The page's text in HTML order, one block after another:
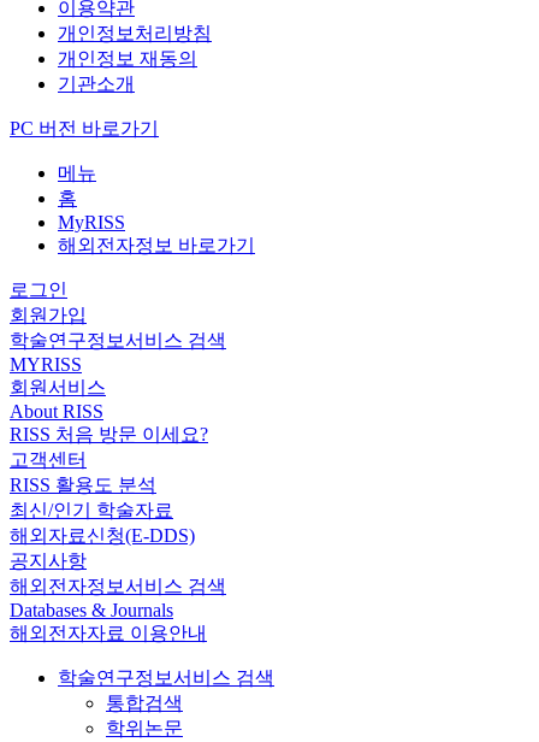
이용약관
개인정보처리방침
개인정보 재동의
기관소개
PC 버전 바로가기
메뉴
홈
MyRISS
해외전자정보 바로가기
로그인
회원가입
학술연구정보서비스 검색
MYRISS
회원서비스
About RISS
RISS 처음 방문 이세요?
고객센터
RISS 활용도 분석
최신/인기 학술자료
해외자료신청(E-DDS)
공지사항
해외전자정보서비스 검색
Databases & Journals
해외전자자료 이용안내
학술연구정보서비스 검색
통합검색
학위논문